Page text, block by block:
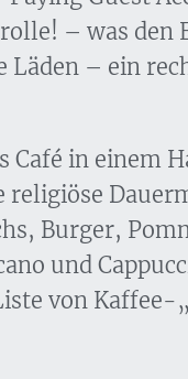
– was den
– ein
Café in einem
Burger,
und
von